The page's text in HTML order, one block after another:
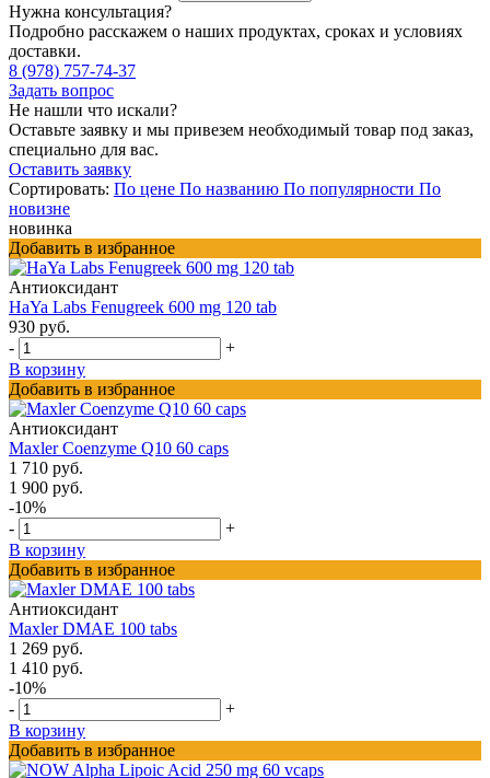
Нужна консультация?
Подробно расскажем о наших продуктах, сроках и условиях
доставки.
8 (978) 757-74-37
Задать вопрос
Не нашли что искали?
Оставьте заявку и мы привезем необходимый товар под заказ,
специально для вас.
Оставить заявку
Сортировать: По цене По названию По популярности По
новизне
новинка
Добавить в избранное
Антиоксидант
HaYa Labs Fenugreek 600 mg 120 tab
930 руб.
-
+
В корзину
Добавить в избранное
Антиоксидант
Maxler Coenzyme Q10 60 caps
1 710 руб.
1 900 руб.
-10%
-
+
В корзину
Добавить в избранное
Антиоксидант
Maxler DMAE 100 tabs
1 269 руб.
1 410 руб.
-10%
-
+
В корзину
Добавить в избранное